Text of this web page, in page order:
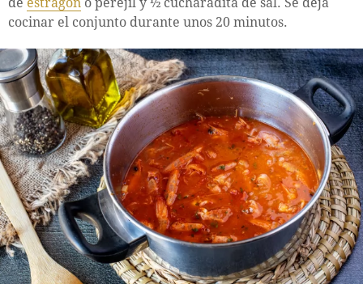
cocinar el conjunto durante unos 20 minutos.